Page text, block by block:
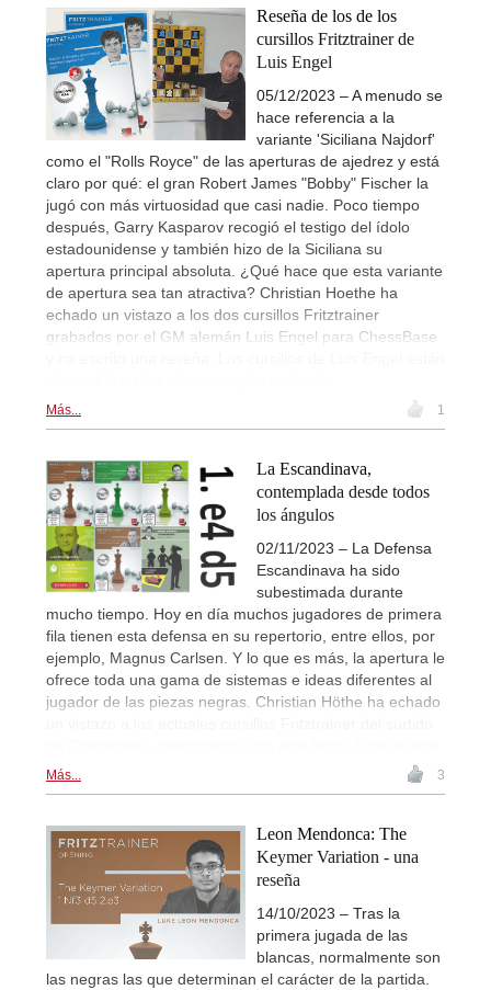
Reseña de los de los
cursillos Fritztrainer de
Luis Engel
05/12/2023 – A menudo se
hace referencia a la
variante 'Siciliana Najdorf'
como el "Rolls Royce" de las aperturas de ajedrez y está
claro por qué: el gran Robert James "Bobby" Fischer la
jugó con más virtuosidad que casi nadie. Poco tiempo
después, Garry Kasparov recogió el testigo del ídolo
estadounidense y también hizo de la Siciliana su
apertura principal absoluta. ¿Qué hace que esta variante
de apertura sea tan atractiva? Christian Hoethe ha
echado un vistazo a los dos cursillos Fritztrainer
grabados por el GM alemán Luis Engel para ChessBase
Más... 1
La Escandinava,
contemplada desde todos
los ángulos
02/11/2023 – La Defensa
Escandinava ha sido
subestimada durante
mucho tiempo. Hoy en día muchos jugadores de primera
fila tienen esta defensa en su repertorio, entre ellos, por
ejemplo, Magnus Carlsen. Y lo que es más, la apertura le
ofrece toda una gama de sistemas e ideas diferentes al
jugador de las piezas negras. Christian Höthe ha echado
Más... 3
Leon Mendonca: The
Keymer Variation - una
reseña
14/10/2023 – Tras la
primera jugada de las
blancas, normalmente son
las negras las que determinan el carácter de la partida.